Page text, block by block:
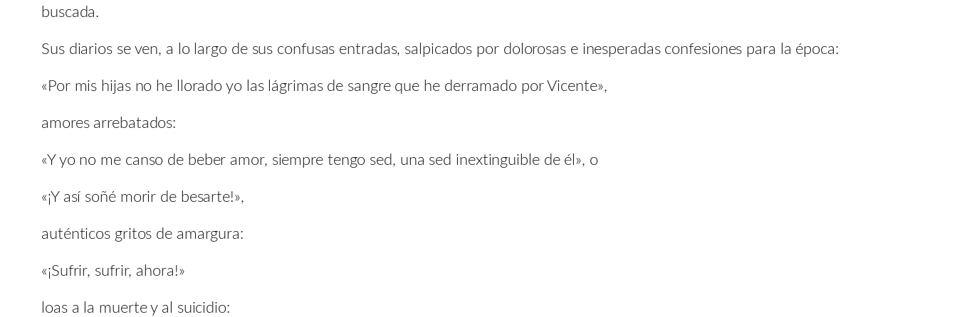
buscada.
Sus diarios se ven, a lo largo de sus confusas entradas, salpicados por dolorosas e inesperadas confesiones para la época:
«Por mis hijas no he llorado yo las lágrimas de sangre que he derramado por Vicente»,
amores arrebatados:
«Y yo no me canso de beber amor, siempre tengo sed, una sed inextinguible de él», o
«¡Y así soñé morir de besarte!»,
auténticos gritos de amargura:
«¡Sufrir, sufrir, ahora!»
loas a la muerte y al suicidio: